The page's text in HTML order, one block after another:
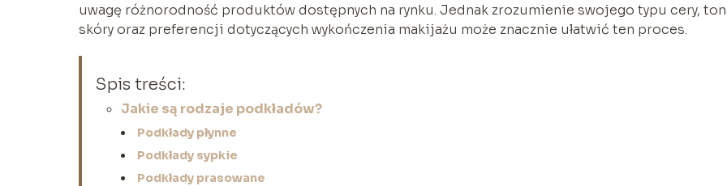
uwagę różnorodność produktów dostępnych na rynku. Jednak zrozumienie swojego typu cery,
skóry oraz preferencji dotyczących wykończenia makijażu może znacznie ułatwić ten proces.
Spis treści:
Jakie są rodzaje podkładów?
Podkłady płynne
Podkłady sypkie
Podkłady prasowane